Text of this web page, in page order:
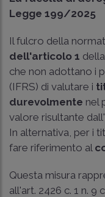
Legge 199/2025
Il fulcro della
dell'articolo 1
che non adottano i
(IFRS) di valutare i
durevolmente nel
valore risultante
In alternativa, per i
fare riferimento al
Questa misura
all'art. 2426 c. 1 n. 9